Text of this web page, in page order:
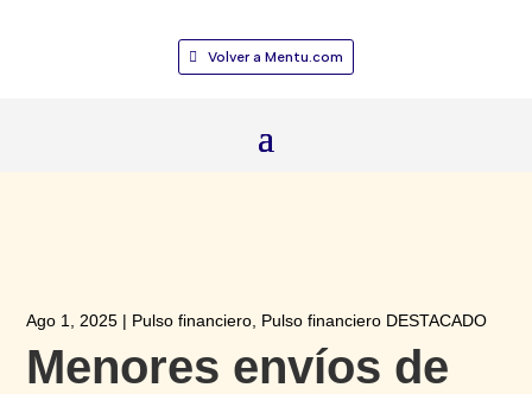
Volver a Mentu.com
Ago 1, 2025 | Pulso financiero Pulso financiero DESTACADO
Menores envíos de